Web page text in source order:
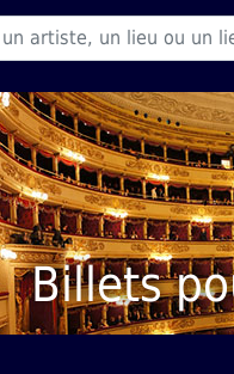
Billets